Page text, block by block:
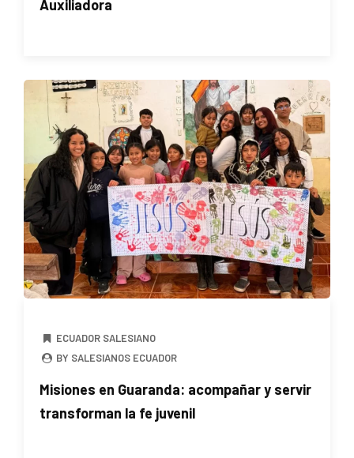
Auxiliadora
ECUADOR SALESIANO
BY SALESIANOS ECUADOR
Misiones en Guaranda: acompañar y servir
transforman la fe juvenil